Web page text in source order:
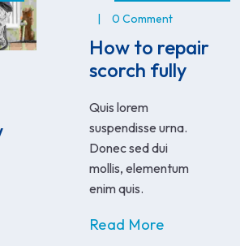
0 Comment
How to repair
scorch fully
Quis lorem
suspendisse urna.
Donec sed dui
mollis, elementum
enim quis.
Read More